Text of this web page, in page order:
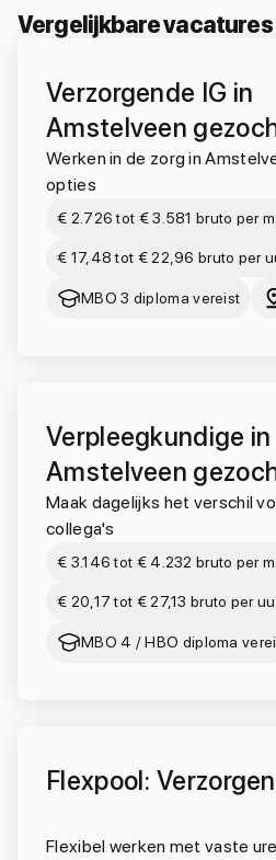
Vergelijkbare vacatures
Verzorgende IG in
Amstelveen
Werken in de zorg in
opties
€ 2.726 tot € 3.581 bruto per
€ 17,48 tot € 22,96 bruto per
MBO 3 diploma vereist
Verpleegkundige in
Amstelveen
Maak dagelijks het verschil
collega's
€ 3.146 tot € 4.232 bruto per
€ 20,17 tot € 27,13 bruto per
MBO 4 / HBO diploma
Flexpool:
Flexibel werken met vaste